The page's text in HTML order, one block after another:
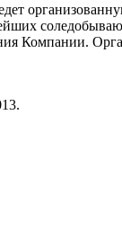
Компании.